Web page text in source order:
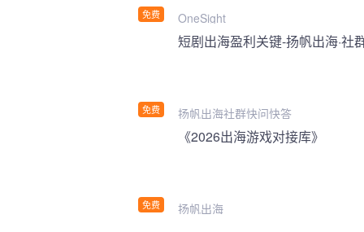
免费 OneSight
免费
短剧出海盈利关键-扬帆出海·社
扬帆出海社群快问快答
免费
《2026出海游戏对接库》
扬帆出海